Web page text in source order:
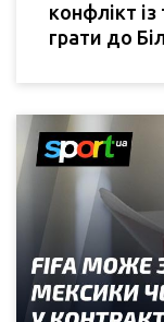
конфлікт
грати до